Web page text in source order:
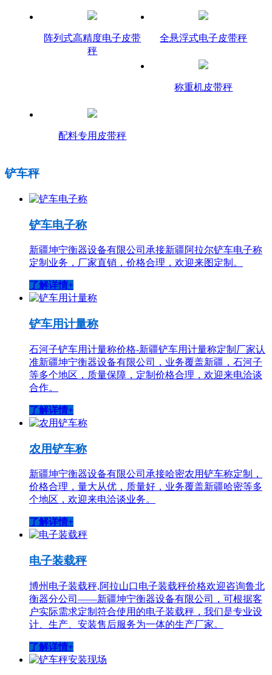
阵列式高精度电子皮带
秤
全悬浮式电子皮带秤
称重机皮带秤
配料专用皮带秤
铲车秤
铲车电子称
新疆坤宁衡器设备有限公司承接新疆阿拉尔铲车电子称
定制业务，厂家直销，价格合理，欢迎来图定制。
了解详情+
铲车用计量称
石河子铲车用计量称价格-新疆铲车用计量称定制厂家认
准新疆坤宁衡器设备有限公司，业务覆盖新疆，石河子
等多个地区，质量保障，定制价格合理，欢迎来电洽谈
合作。
了解详情+
农用铲车称
新疆坤宁衡器设备有限公司承接哈密农用铲车称定制，
价格合理，量大从优，质量好，业务覆盖新疆哈密等多
个地区，欢迎来电洽谈业务。
了解详情+
电子装载秤
博州电子装载秤,阿拉山口电子装载秤价格欢迎咨询鲁北
衡器分公司——新疆坤宁衡器设备有限公司，可根据客
户实际需求定制符合使用的电子装载秤，我们是专业设
计、生产、安装售后服务为一体的生产厂家。
了解详情+